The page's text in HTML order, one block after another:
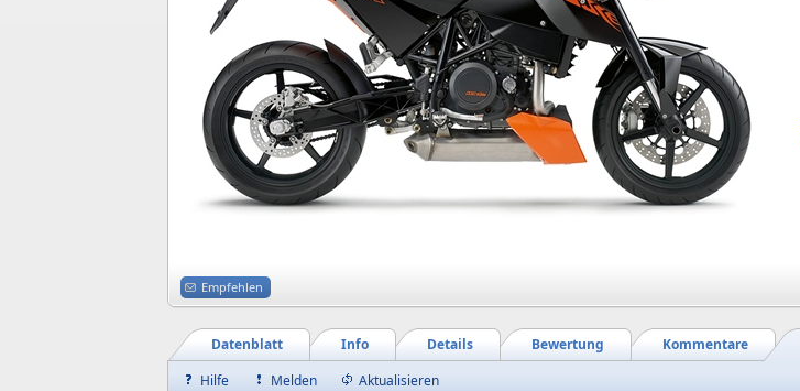
Empfehlen
Kommentare
Bewertung
Details
Info
Datenblatt
Hilfe
Melden Aktualisieren